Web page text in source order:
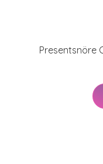
Presentsnöre